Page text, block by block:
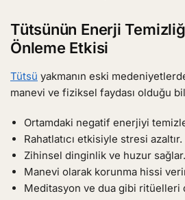
Tütsünün Enerji
Önleme Etkisi
Tütsü yakmanın eski
manevi ve fiziksel faydası olduğu
Ortamdaki negatif enerjiyi
Rahatlatıcı etkisiyle stresi azaltır.
Zihinsel dinginlik ve huzur sağlar.
Manevi olarak korunma hissi
Meditasyon ve dua gibi ritüelleri